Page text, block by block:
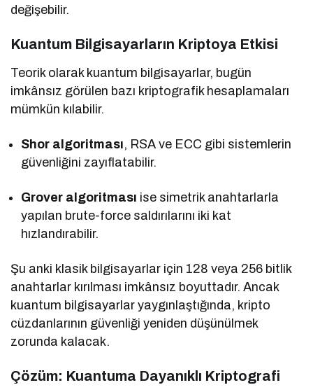
değişebilir.
Kuantum Bilgisayarların Kriptoya Etkisi
Teorik olarak kuantum bilgisayarlar, bugün
imkânsız görülen bazı kriptografik hesaplamaları
mümkün kılabilir.
Shor algoritması, RSA ve ECC gibi sistemlerin
güvenliğini zayıflatabilir.
Grover algoritması ise simetrik anahtarlarla
yapılan brute-force saldırılarını iki kat
hızlandırabilir.
Şu anki klasik bilgisayarlar için 128 veya 256 bitlik
anahtarlar kırılması imkânsız boyuttadır. Ancak
kuantum bilgisayarlar yaygınlaştığında, kripto
cüzdanlarının güvenliği yeniden düşünülmek
zorunda kalacak.
Çözüm: Kuantuma Dayanıklı Kriptografi